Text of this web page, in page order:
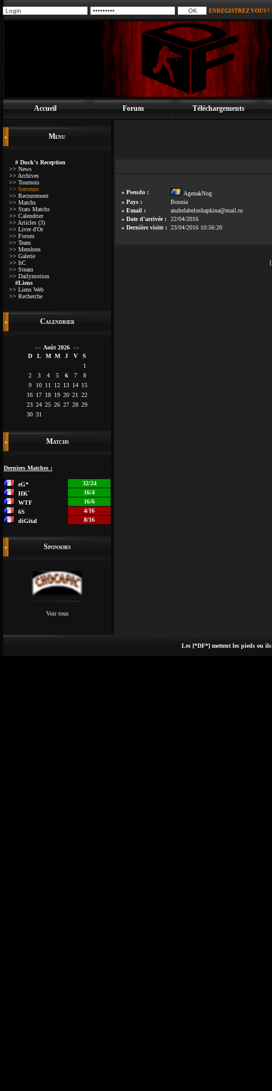
ENREGISTREZ VOUS !
Accueil Forum Téléchargements
Menu
# Duck's Reception
>> News
>> Archives
>> Tournois
>> Serveurs
>> Recrutement
>> Matchs
>> Stats Matchs
>> Calendrier
>> Articles (3)
>> Livre d'Or
>> Forum
>> Team
>> Membres
>> Galerie
>> IrC
>> Steam
>> Dailymotion
#Liens
>> Liens Web
>> Recherche
Calendrier
<< Août 2026 >>
D L M M J V
S
1
2
3 4 5 6 7
8
9
10 11 12 13 14 15
16 17 18 19 20 21
22
23 24 25 26 27 28 29
30 31
Matchs
Derniers Matches :
eG*
32/24
HK`
16/4
WTF
16/6
6S
4/16
diGital
8/16
Sponsors
Voir tous
» Pseudo :
AgenakNog
» Pays :
Bosnia
» Email :
anzhelabeloshapkina@mail.ru
» Date d'arrivée :
22/04/2016
» Dernière visite : 23/04/2016 10:56:20
Les [*DF*] mettent les pieds ou